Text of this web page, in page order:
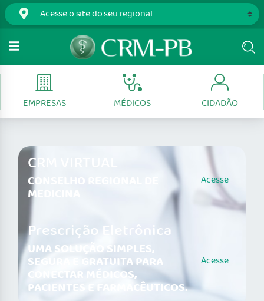
EMPRESAS MÉDICOS CIDADÃO
CRM VIRTUAL
CONSELHO REGIONAL DE
MEDICINA
Acesse
Prescrição Eletrônica
UMA SOLUÇÃO SIMPLES,
SEGURA E GRATUITA PARA
CONECTAR MÉDICOS,
PACIENTES E FARMACÊUTICOS.
Acesse